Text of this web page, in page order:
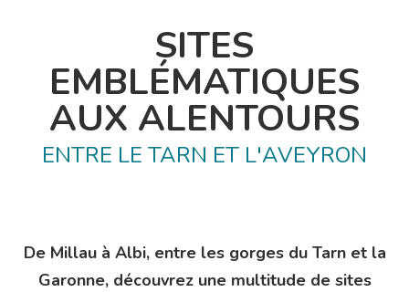
SITES
EMBLÉMATIQUES
AUX ALENTOURS
ENTRE LE TARN ET L'AVEYRON
De Millau à Albi, entre les gorges du Tarn et la
Garonne, découvrez une multitude de sites